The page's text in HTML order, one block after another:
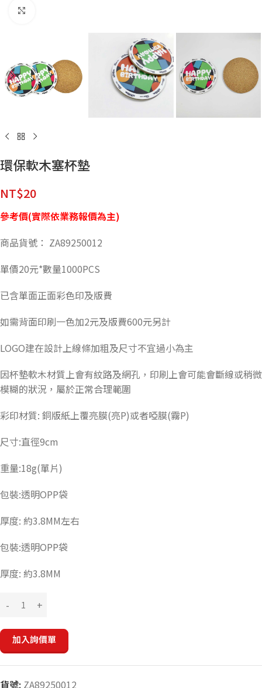
環保軟木塞杯墊
NT$20
參考價(實際依業務報價為主)
商品貨號： ZA89250012
單價20元*數量1000PCS
已含單面正面彩色印及版費
如需背面印刷一色加2元及版費600元另計
LOGO建在設計上線條加粗及尺寸不宜過小為主
因杯墊軟木材質上會有紋路及網孔，印刷上會可能會斷線或稍微
模糊的狀況，屬於正常合理範圍
彩印材質: 銅版紙上覆亮膜(亮P)或者啞膜(霧P)
尺寸:直徑9cm
重量:18g(單片)
包裝:透明OPP袋
厚度: 約3.8MM左右
包裝:透明OPP袋
厚度: 約3.8MM
加入詢價單
貨號: ZA89250012